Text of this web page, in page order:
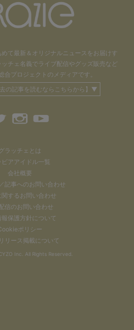
て 最新＆オリジナルニュースをお届けす
ッチェ名義でライブ配信や グッズ販売など
合プロジェクトのメディアです。
の記事を読むならこちらから】▼
グラッチェとは
ビアアイドル一覧
会社概要
記事へのお問い合わせ
関するお問い合わせ
信のお問い合わせ
保護方針について
ポリシー
リース掲載について
Inc. All Rights Reserved.